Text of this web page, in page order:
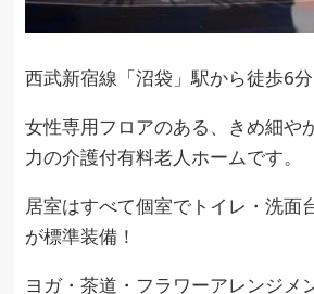
西武新宿線「沼袋」駅から徒歩6分
女性専用フロアのある、きめ細や
力の介護付有料老人ホームです。
居室はすべて個室でトイレ・洗面
が標準装備！
ヨガ・茶道・フラワーアレンジメ